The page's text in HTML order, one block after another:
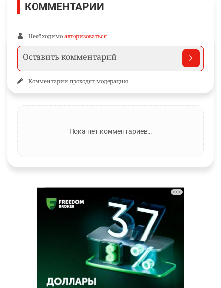
КОММЕНТАРИИ
Необходимо авторизоваться
Комментарии проходят модерацию.
Пока нет комментариев…